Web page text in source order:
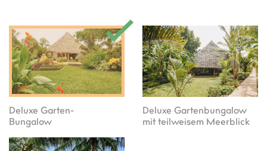
Deluxe Garten-
Bungalow
Deluxe Gartenbungalow
mit teilweisem Meerblick